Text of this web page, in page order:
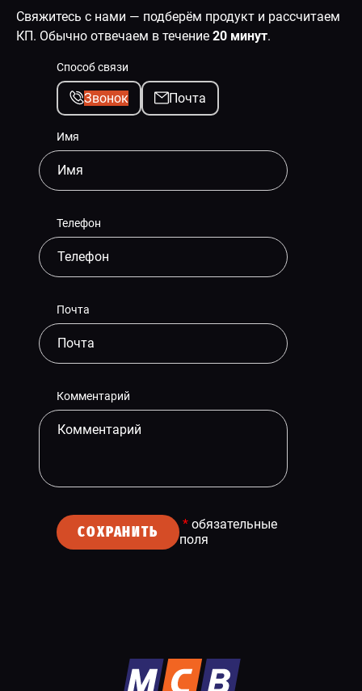
Свяжитесь с нами — подберём продукт и рассчитаем
КП. Обычно отвечаем в течение 20 минут.
Способ связи
Звонок Почта
Имя
Телефон
Почта
Комментарий
СОХРАНИТЬ * обязательные
поля